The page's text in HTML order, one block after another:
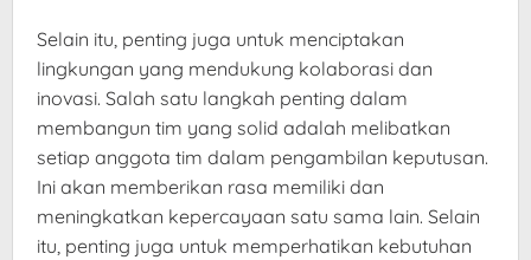
Selain itu, penting juga untuk menciptakan
lingkungan yang mendukung kolaborasi dan
inovasi. Salah satu langkah penting dalam
membangun tim yang solid adalah melibatkan
setiap anggota tim dalam pengambilan keputusan.
Ini akan memberikan rasa memiliki dan
meningkatkan kepercayaan satu sama lain. Selain
itu, penting juga untuk memperhatikan kebutuhan